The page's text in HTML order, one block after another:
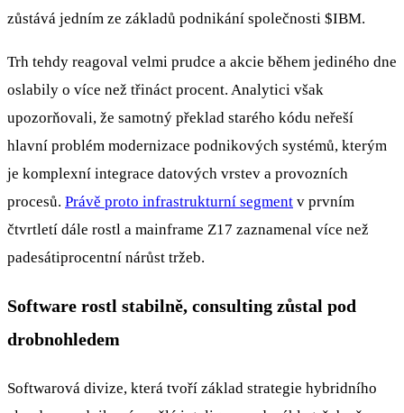
zůstává jedním ze základů podnikání společnosti $IBM.
Trh tehdy reagoval velmi prudce a akcie během jediného dne
oslabily o více než třináct procent. Analytici však
upozorňovali, že samotný překlad starého kódu neřeší
hlavní problém modernizace podnikových systémů, kterým
je komplexní integrace datových vrstev a provozních
procesů. Právě proto infrastrukturní segment v prvním
čtvrtletí dále rostl a mainframe Z17 zaznamenal více než
padesátiprocentní nárůst tržeb.
Software rostl stabilně, consulting zůstal pod
drobnohledem
Softwarová divize, která tvoří základ strategie hybridního